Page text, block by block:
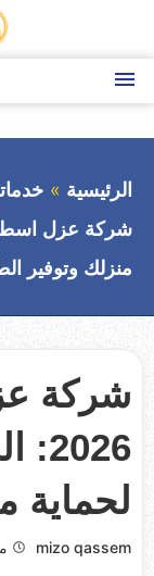
إلى
المحتوى
القائمة
الرئيسية
منزلك وتوفير
شركة
لحماية
mizo qassem